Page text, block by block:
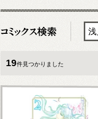
19件見つかりました